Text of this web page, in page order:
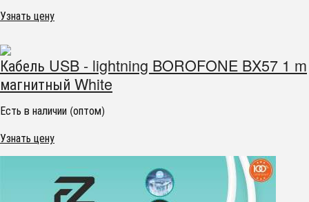
Узнать цену
Кабель USB - lightning BOROFONE BX57 1 m
магнитный White
Есть в наличии (оптом)
Узнать цену